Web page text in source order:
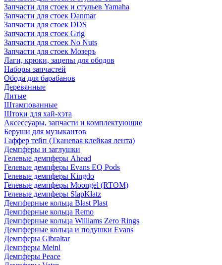
Запчасти для стоек и стульев Yamaha
Запчасти для стоек Danmar
Запчасти для стоек DDS
Запчасти для стоек Grig
Запчасти для стоек No Nuts
Запчасти для стоек Мозеръ
Лаги, крюки, зацепы для ободов
Наборы запчастей
Обода для барабанов
Деревянные
Литые
Штампованные
Штоки для хай-хэта
Аксессуары, запчасти и комплектующие
Беруши для музыкантов
Гаффер тейп (Тканевая клейкая лента)
Демпферы и заглушки
Гелевые демпферы Ahead
Гелевые демпферы Evans EQ Pods
Гелевые демпферы Kingdo
Гелевые демпферы Moongel (RTOM)
Гелевые демпферы SlapKlatz
Демпферные кольца Blast Plast
Демпферные кольца Remo
Демпферные кольца Williams Zero Rings
Демпферные кольца и подушки Evans
Демпферы Gibraltar
Демпферы Meinl
Демпферы Peace